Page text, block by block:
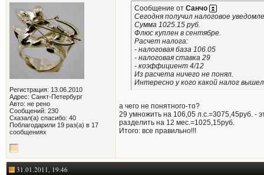
Регистрация: 13.06.2010
Адрес: Санкт-Петербург
Авто: не рено
Сообщений: 230
Сказал(а) спасибо: 40
Поблагодарили 19 раз(а) в 17
сообщениях
Сообщение от Санчо
Сегодня получил налоговое
Сумма 1025.15 руб.
Флюс куплен в сентябре.
Расчет налога:
- налоговая база 106.05
- налоговая ставка 29
- коэффициент 4/12
Из расчета ничего не понял.
Интересно у кого какой налог
а чего не понятного-то?
29 умножить на 106,05 л.с.=3075,45руб. -
разделить на 12 мес.=1025,15руб.
Итого: все правильно!!!
31.01.2011, 19:46